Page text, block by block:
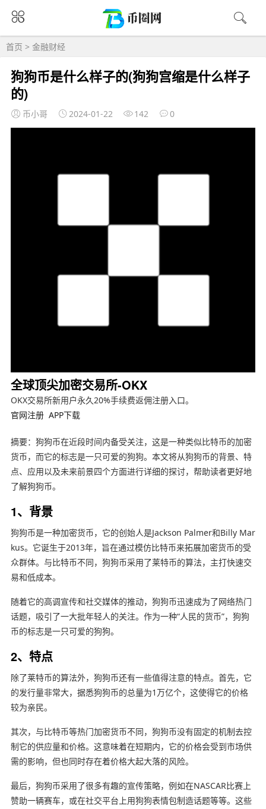
首页 > 金融财经
狗狗币是什么样子的(狗狗宫缩是什么样子
的)
币小哥 2024-01-22 142 0
全球顶尖加密交易所-OKX
OKX交易所新用户永久20%手续费返佣注册入口。
官网注册 APP下载
摘要：狗狗币在近段时间内备受关注，这是一种类似比特币的加密
货币，而它的标志是一只可爱的狗狗。本文将从狗狗币的背景、特
点、应用以及未来前景四个方面进行详细的探讨，帮助读者更好地
了解狗狗币。
1、背景
狗狗币是一种加密货币，它的创始人是Jackson Palmer和Billy Mar
kus。它诞生于2013年，旨在通过模仿比特币来拓展加密货币的受
众群体。与比特币不同，狗狗币采用了莱特币的算法，主打快速交
易和低成本。
随着它的高调宣传和社交媒体的推动，狗狗币迅速成为了网络热门
话题，吸引了一大批年轻人的关注。作为一种“人民的货币”，狗狗
币的标志是一只可爱的狗狗。
2、特点
除了莱特币的算法外，狗狗币还有一些值得注意的特点。首先，它
的发行量非常大，据悉狗狗币的总量为1万亿个，这使得它的价格
较为亲民。
其次，与比特币等热门加密货币不同，狗狗币没有固定的机制去控
制它的供应量和价格。这意味着在短期内，它的价格会受到市场供
需的影响，但也同时存在着价格大起大落的风险。
最后，狗狗币采用了很多有趣的宣传策略，例如在NASCAR比赛上
赞助一辆赛车，或在社交平台上用狗狗表情包制造话题等等。这些